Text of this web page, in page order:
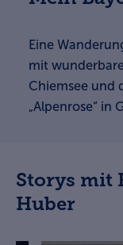
Eine
mit
Chiemsee und
„Alpenrose“ in
Storys mit
Huber